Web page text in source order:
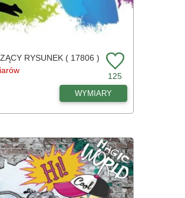
RYSUNEK ( 17806 )
125
WYMIARY